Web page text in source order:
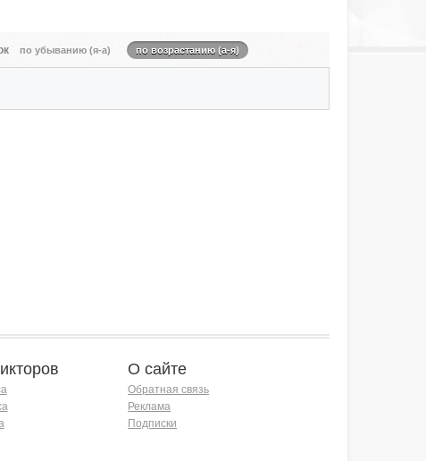
по убыванию (я-а) по возрастанию (а-я)
О сайте
Обратная связь
Реклама
Подписки